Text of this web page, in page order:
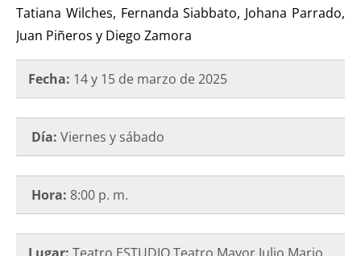
Tatiana Wilches, Fernanda Siabbato, Johana Parrado,
Juan Piñeros y Diego Zamora
Fecha: 14 y 15 de marzo de 2025
Día: Viernes y sábado
Hora: 8:00 p. m.